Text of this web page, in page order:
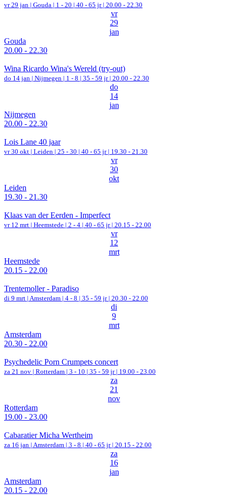
vr 29 jan | Gouda | 1 - 20 | 40 - 65 jr | 20.00 - 22.30
vr
29
jan
Gouda
20.00 - 22.30
Wina Ricardo Wina's Wereld (try-out)
do 14 jan | Nijmegen | 1 - 8 | 35 - 59 jr | 20.00 - 22.30
do
14
jan
Nijmegen
20.00 - 22.30
Lois Lane 40 jaar
vr 30 okt | Leiden | 25 - 30 | 40 - 65 jr | 19.30 - 21.30
vr
30
okt
Leiden
19.30 - 21.30
Klaas van der Eerden - Imperfect
vr 12 mrt | Heemstede | 2 - 4 | 40 - 65 jr | 20.15 - 22.00
vr
12
mrt
Heemstede
20.15 - 22.00
Trentemoller - Paradiso
di 9 mrt | Amsterdam | 4 - 8 | 35 - 59 jr | 20.30 - 22.00
di
9
mrt
Amsterdam
20.30 - 22.00
Psychedelic Porn Crumpets concert
za 21 nov | Rotterdam | 3 - 10 | 35 - 59 jr | 19.00 - 23.00
za
21
nov
Rotterdam
19.00 - 23.00
Cabaratier Micha Wertheim
za 16 jan | Amsterdam | 3 - 8 | 40 - 65 jr | 20.15 - 22.00
za
16
jan
Amsterdam
20.15 - 22.00